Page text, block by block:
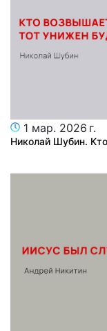
1 мар. 2026 г.
Николай Шубин.